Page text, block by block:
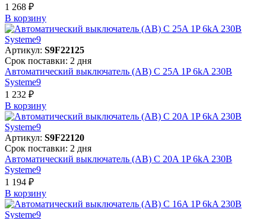
1 268 ₽
В корзинy
Артикул: S9F22125
Срок поставки: 2 дня
Автоматический выключатель (АВ) C 25A 1P 6kA 230В
Systeme9
1 232 ₽
В корзинy
Артикул: S9F22120
Срок поставки: 2 дня
Автоматический выключатель (АВ) C 20A 1P 6kA 230В
Systeme9
1 194 ₽
В корзинy